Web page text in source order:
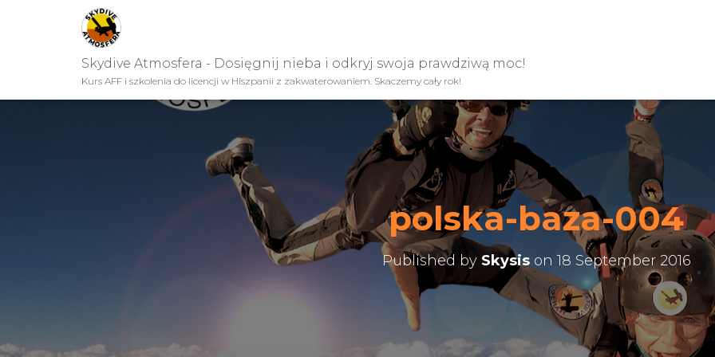
Skydive Atmosfera - Dosięgnij nieba i odkryj swoja prawdziwą moc!
Kurs AFF i szkolenia do licencji w Hiszpanii z zakwaterowaniem. Skaczemy cały rok!
polska-baza-004
Published by Skysison 18 September 2016